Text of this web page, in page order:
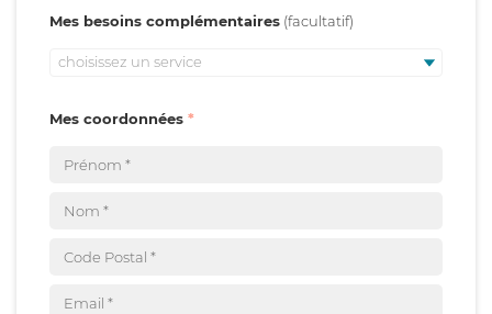
Mes besoins complémentaires
choisissez un service
Mes coordonnées